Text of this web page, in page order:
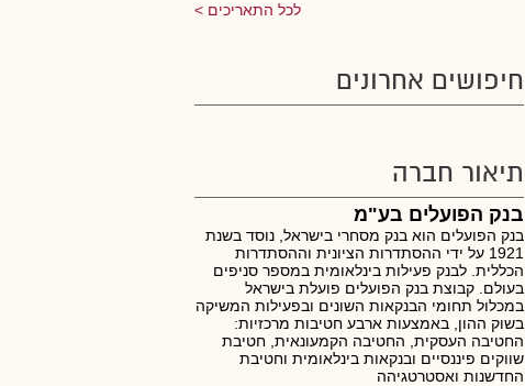
לכל התאריכים
חיפושים אחרונים
תיאור חברה
בנק הפועלים בע"מ
בנק הפועלים הוא בנק מסחרי בישראל, נוסד בשנת
1921 על ידי ההסתדרות הציונית וההסתדרות
הכללית. לבנק פעילות בינלאומית במספר סניפים
בעולם. קבוצת בנק הפועלים פועלת בישראל
במכלול תחומי הבנקאות השונים ובפעילות המשיקה
בשוק ההון, באמצעות ארבע חטיבות מרכזיות:
החטיבה העסקית, החטיבה הקמעונאית, חטיבת
שווקים פיננסיים ובנקאות בינלאומית וחטיבת
החדשנות ואסטרטגיהה